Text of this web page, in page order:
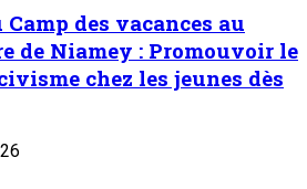
des vacances au
de Niamey : Promouvoir le
chez les jeunes dès